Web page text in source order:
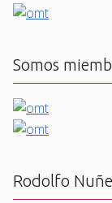
Somos
Rodolfo